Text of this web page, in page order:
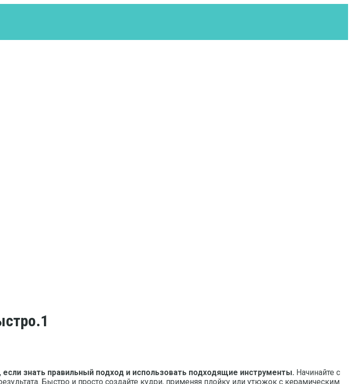
знать правильный подход и использовать подходящие инструменты. Начинайте с
Быстро и просто создайте кудри, применяя плойку или утюжок с керамическим